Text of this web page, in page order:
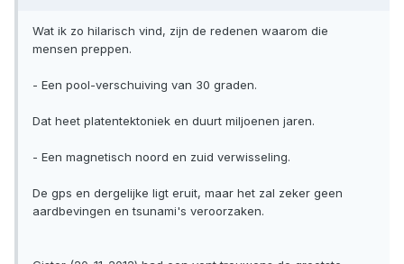
Wat ik zo hilarisch vind, zijn de redenen waarom die
mensen preppen.
- Een pool-verschuiving van 30 graden.
Dat heet platentektoniek en duurt miljoenen jaren.
- Een magnetisch noord en zuid verwisseling.
De gps en dergelijke ligt eruit, maar het zal zeker geen
aardbevingen en tsunami's veroorzaken.